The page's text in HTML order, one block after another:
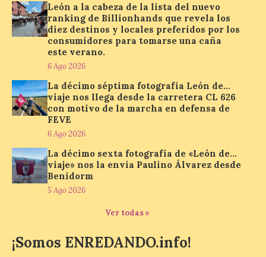
El Gobierno de España
lanza un visor web para
localizar y disfrutar del
eclipse solar del 12 de
agosto con seguridad
7 Ago 2026
que permite conocer la
posición exacta del Sol y
así localizar el lugar ideal
para observar el eclipse
solar del 12 de agosto de 2026 sin
obstáculos. El visor es una herramienta a
Paradores renueva su
compromiso con La Vuelta
León a la cabeza de la lista del nuevo
ranking de Billionhands que revela los
diez destinos y locales preferidos por los
consumidores para tomarse una caña
este verano.
6 Ago 2026
La décimo séptima fotografía León de…
viaje nos llega desde la carretera CL 626
con motivo de la marcha en defensa de
FEVE
6 Ago 2026
La décimo sexta fotografía de «León de…
viaje» nos la envía Paulino Álvarez desde
Benidorm
5 Ago 2026
Ver todas »
¡Somos ENREDANDO.info!